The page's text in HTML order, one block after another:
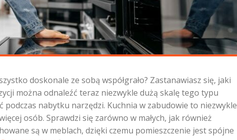
doskonale ze sobą współgrało? Zastanawiasz się, jaki
można odnaleźć teraz niezwykle dużą skalę tego typu
podczas nabytku narzędzi. Kuchnia w zabudowie to niezwykle
osób. Sprawdzi się zarówno w małych, jak również
są w meblach, dzięki czemu pomieszczenie jest spójne